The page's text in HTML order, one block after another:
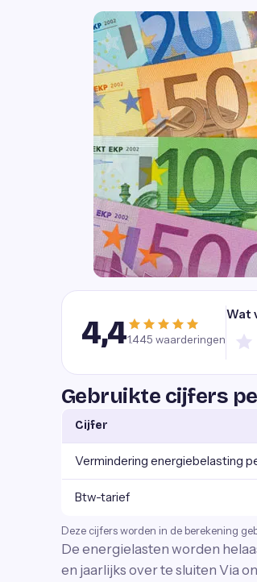
4,41.445 waarderingen
Wat
Gebruikte cijfers
Cijfer
Vermindering energiebelasting
Btw-tarief
Deze cijfers worden in de berekening
De energielasten worden
en jaarlijks over te sluiten Via